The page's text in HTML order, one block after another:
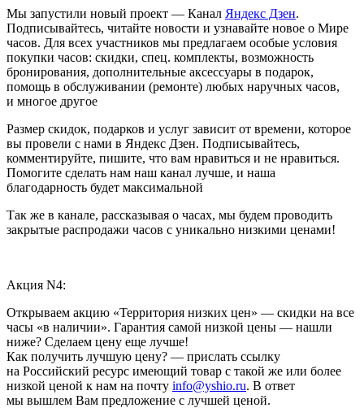
Мы запустили новый проект — Канал Яндекс Дзен.
Подписывайтесь, читайте новости и узнавайте новое о Мире
часов. Для всех участников мы предлагаем особые условия
покупки часов: скидки, спец. комплекты, возможность
бронирования, дополнительные аксессуары в подарок,
помощь в обслуживании (ремонте) любых наручных часов,
и многое другое
Размер скидок, подарков и услуг зависит от времени, которое
вы провели с нами в Яндекс Дзен. Подписывайтесь,
комментируйте, пишите, что вам нравиться и не нравиться.
Помогите сделать нам наш канал лучше, и наша
благодарность будет максимальной
Так же в канале, рассказывая о часах, мы будем проводить
закрытые распродажи часов с уникально низкими ценами!
Акция N4:
Открываем акцию «Территория низких цен» — скидки на все
часы «в наличии». Гарантия самой низкой цены — нашли
ниже? Сделаем цену еще лучше!
Как получить лучшую цену? — прислать ссылку
на Российский ресурс имеющий товар с такой же или более
низкой ценой к нам на почту info@yshio.ru. В ответ
мы вышлем Вам предложение с лучшей ценой.